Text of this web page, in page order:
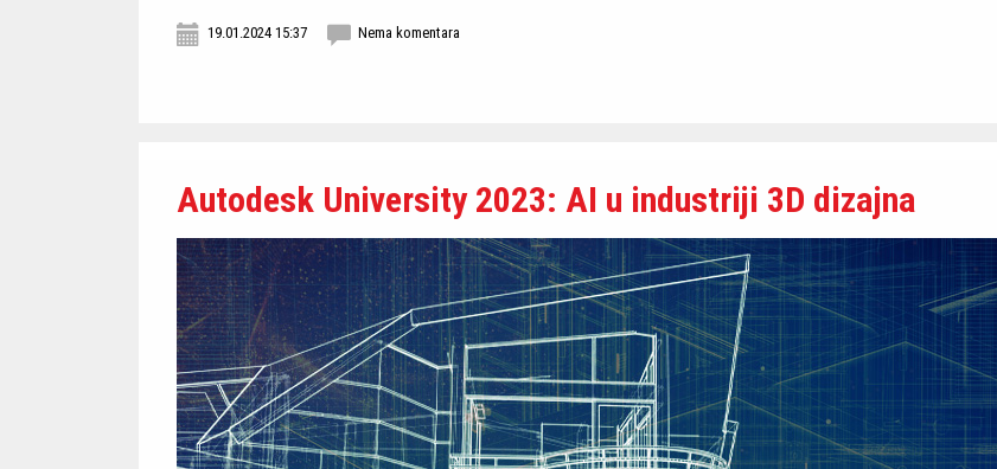
19.01.2024 15:37 Nema komentara
Autodesk University 2023: AI u industriji 3D dizajna